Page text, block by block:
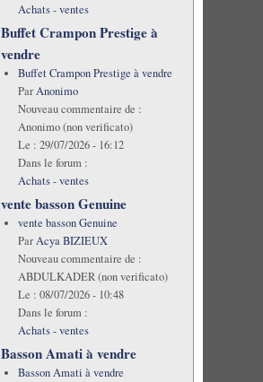
Achats - ventes
Buffet Crampon Prestige à
vendre
Buffet Crampon Prestige à vendre
ParAnonimo
Nouveau commentaire de :
Anonimo (non verificato)
Le : 29/07/2026 - 16:12
Dans le forum :
Achats - ventes
vente basson Genuine
vente basson Genuine
ParAcya BIZIEUX
Nouveau commentaire de :
ABDULKADER (non verificato)
Le : 08/07/2026 - 10:48
Dans le forum :
Achats - ventes
Basson Amati à vendre
Basson Amati à vendre